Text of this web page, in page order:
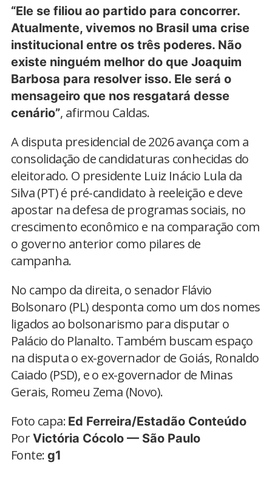
“Ele se filiou ao partido para concorrer.
Atualmente, vivemos no Brasil uma crise
institucional entre os três poderes. Não
existe ninguém melhor do que Joaquim
Barbosa para resolver isso. Ele será o
mensageiro que nos resgatará desse
cenário”, afirmou Caldas.
A disputa presidencial de 2026 avança com a
consolidação de candidaturas conhecidas do
eleitorado. O presidente Luiz Inácio Lula da
Silva (PT) é pré-candidato à reeleição e deve
apostar na defesa de programas sociais, no
crescimento econômico e na comparação com
o governo anterior como pilares de
campanha.
No campo da direita, o senador Flávio
Bolsonaro (PL) desponta como um dos nomes
ligados ao bolsonarismo para disputar o
Palácio do Planalto. Também buscam espaço
na disputa o ex-governador de Goiás, Ronaldo
Caiado (PSD), e o ex-governador de Minas
Gerais, Romeu Zema (Novo).
Foto capa: Ed Ferreira/Estadão Conteúdo
PorVictória Cócolo — São Paulo
Fonte: g1